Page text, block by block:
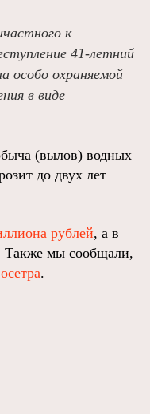
к
41-летний
особо охраняемой
в виде
(вылов) водных
до двух лет
рублей, а в
Также мы сообщали,
.